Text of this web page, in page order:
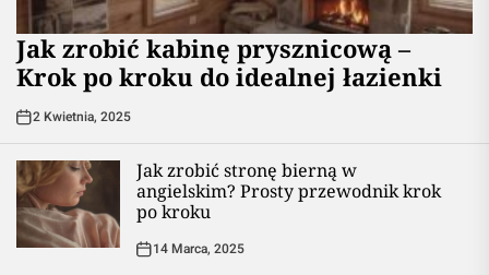
Jak zrobić kabinę prysznicową –
Krok po kroku do idealnej łazienki
2 Kwietnia, 2025
Jak zrobić stronę bierną w
angielskim? Prosty przewodnik krok
po kroku
14 Marca, 2025